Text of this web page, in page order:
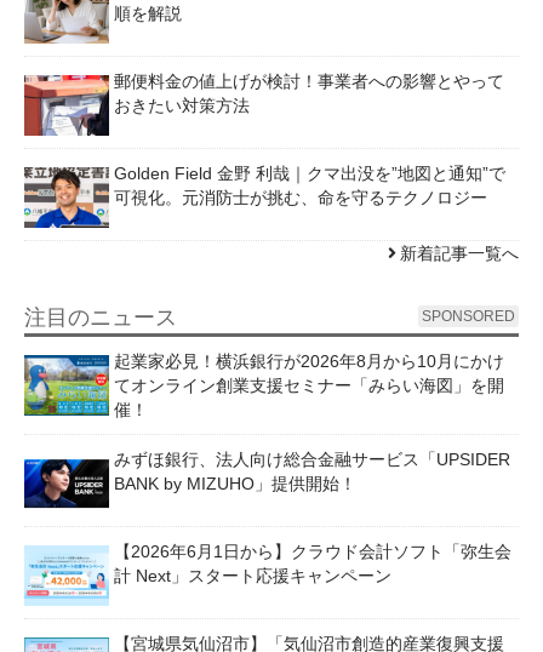
順を解説
郵便料金の値上げが検討！事業者への影響とやって
おきたい対策方法
Golden Field 金野 利哉｜クマ出没を”地図と通知”で
可視化。元消防士が挑む、命を守るテクノロジー
新着記事一覧へ
注目のニュース SPONSORED
起業家必見！横浜銀行が2026年8月から10月にかけ
てオンライン創業支援セミナー「みらい海図」を開
催！
みずほ銀行、法人向け総合金融サービス「UPSIDER
BANK by MIZUHO」提供開始！
【2026年6月1日から】クラウド会計ソフト「弥生会
計 Next」スタート応援キャンペーン
【宮城県気仙沼市】「気仙沼市創造的産業復興支援